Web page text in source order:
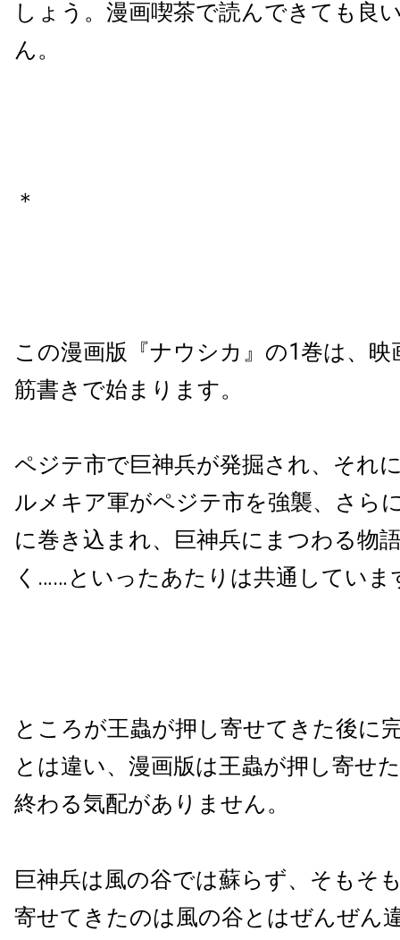
しょう。漫画喫茶で読んできても良
ん。
＊
この漫画版『ナウシカ』の1巻は、
筋書きで始まります。
ペジテ市で巨神兵が発掘され、それ
ルメキア軍がペジテ市を強襲、さら
に巻き込まれ、巨神兵にまつわる物
く……といったあたりは共通していま
ところが王蟲が押し寄せてきた後に
とは違い、漫画版は王蟲が押し寄せ
終わる気配がありません。
巨神兵は風の谷では蘇らず、そもそ
寄せてきたのは風の谷とはぜんぜん